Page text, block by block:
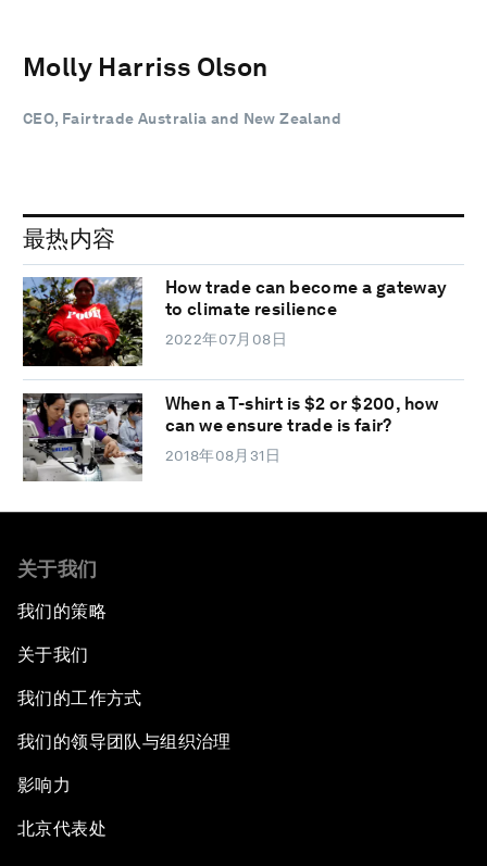
Molly Harriss Olson
CEO, Fairtrade Australia and New Zealand
最热内容
How trade can become a gateway
to climate resilience
2022年07月08日
When a T-shirt is $2 or $200, how
can we ensure trade is fair?
2018年08月31日
关于我们
我们的策略
关于我们
我们的工作方式
我们的领导团队与组织治理
影响力
北京代表处